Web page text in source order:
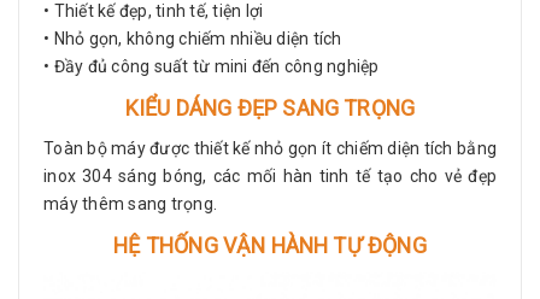
• Thiết kế đẹp, tinh tế, tiện lợi
• Nhỏ gọn, không chiếm nhiều diện tích
• Đầy đủ công suất từ mini đến công nghiệp
KIỂU DÁNG ĐẸP SANG TRỌNG
Toàn bộ máy được thiết kế nhỏ gọn ít chiếm diện tích bằng
inox 304 sáng bóng, các mối hàn tinh tế tạo cho vẻ đẹp
máy thêm sang trọng.
HỆ THỐNG VẬN HÀNH TỰ ĐỘNG